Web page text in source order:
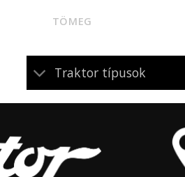
TÖMEG
Traktor típusok